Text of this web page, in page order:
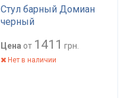
Стул барный Домиан
черный
Цена от 1411 грн.
Нет в наличии